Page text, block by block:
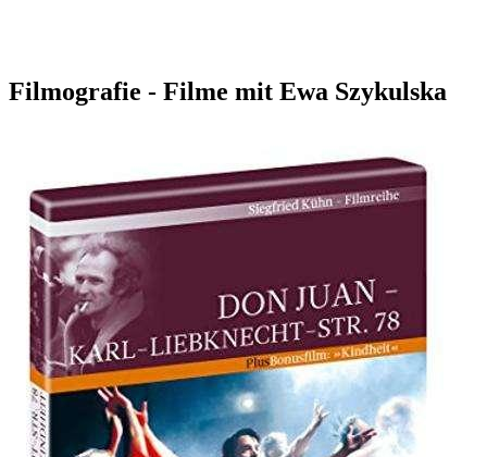
Filmografie - Filme mit Ewa Szykulska